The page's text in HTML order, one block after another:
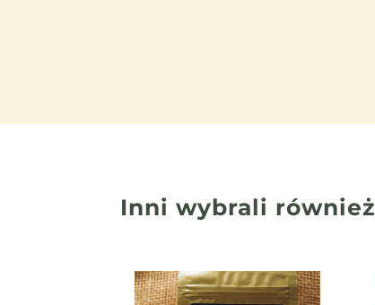
Inni wybrali również